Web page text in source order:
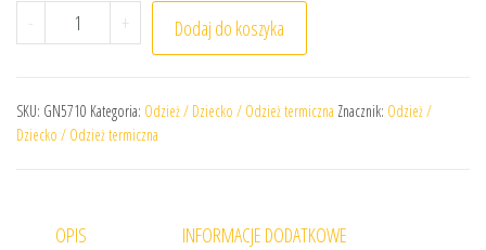
- ilość Koszulka termiczna z dugim rękawem adidas
+ Dodaj do koszyka
SKU: GN5710 Kategoria: Odzież / Dziecko / Odzież termiczna Znacznik: Odzież /
Dziecko / Odzież termiczna
OPIS INFORMACJE DODATKOWE